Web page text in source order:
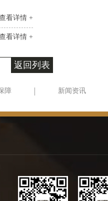
看详情 +
看详情 +
返回列表
障 新闻资讯